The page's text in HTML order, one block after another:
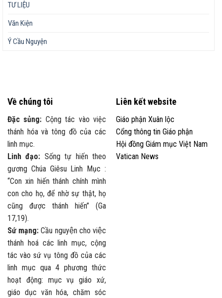
TƯ LIỆU
Văn Kiện
Ý Cầu Nguyện
Về chúng tôi
Đặc sủng: Cộng tác vào việc
thánh hóa và tông đồ của các
linh mục.
Linh đạo: Sống tự hiến theo
gương Chúa Giêsu Linh Mục :
“Con xin hiến thánh chính mình
con cho họ, để nhờ sự thật, họ
cũng được thánh hiến” (Ga
17,19).
Sứ mạng: Cầu nguyện cho việc
thánh hoá các linh mục, cộng
tác vào sứ vụ tông đồ của các
linh mục qua 4 phương thức
hoạt động: mục vụ giáo xứ,
giáo dục văn hóa, chăm sóc
Liên kết website
Giáo phận Xuân lộc
Cổng thông tin Giáo phận
Hội đồng Giám mục Việt Nam
Vatican News